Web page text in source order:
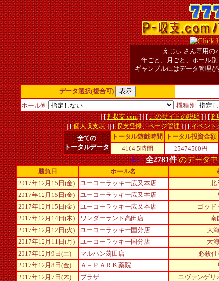
えじぃ さん専用の
年ごと、月ごと、ホール
ギャンブルにはデータ管理
データ選択(複合可)
ホール別
機種別
|| [P-収支.com] | [このサイトの説明] | [P-
|| [個人収支表] | [収支登録、ページ管理] | [イベント
全ての
トータルデータ
トータル遊戯時間
トータル投資金額
4164.5時間
25474500円
全2781件のデータ中
勝負日 ホール名
2017年12月15日(金)
ユーコーラッキー広又本店
北
2017年12月15日(金)
ユーコーラッキー広又本店
2017年12月15日(金)
ユーコーラッキー広又本店
ゴッド
2017年12月14日(木)
ワンダーランド高田店
南
2017年12月12日(火)
ユーコーラッキー国分店
大
2017年12月11日(月)
ユーコーラッキー国分店
大
2017年12月9日(土)
マルハン苅田店
必殺
2017年12月8日(金)
Ａ－ＰＡＲＫ薬院
2017年12月7日(木)
プラザ
エヴァンゲリ